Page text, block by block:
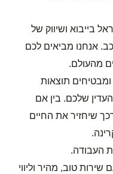
בייבוא ושיווק של
אנחנו מביאים לכם
מהעולם.
תוצאות
שלכם. בין אם
שיחזיר את החיים
העבודה.
טוב, מהיר וליווי